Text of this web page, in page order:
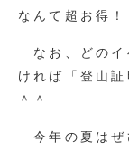
なんて超お得！
なお、どのイ
ければ「登山
＾＾
今年の夏はぜ